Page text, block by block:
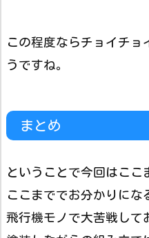
この程度ならチョイチョ
うですね。
まとめ
ということで今回はここ
ここまででお分かりにな
飛行機モノで大苦戦して